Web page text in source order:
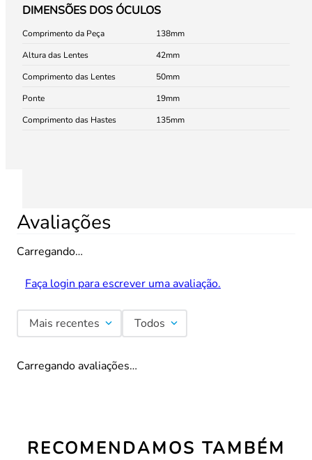
DIMENSÕES DOS ÓCULOS
Comprimento da Peça
138
Altura das Lentes
42
Comprimento das Lentes
50
Ponte
19
Comprimento das Hastes
135
Avaliações
Carregando…
Faça login para escrever uma avaliação.
Mais recentes Todos
Carregando avaliações…
RECOMENDAMOS TAMBÉM